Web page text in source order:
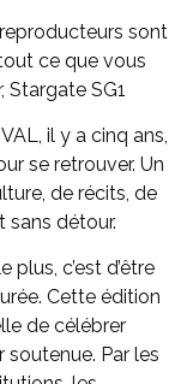
sont
ce que vous
Stargate SG1
il y a cinq ans,
se retrouver. Un
de récits, de
sans détour.
c’est d’être
Cette édition
de célébrer
soutenue. Par les